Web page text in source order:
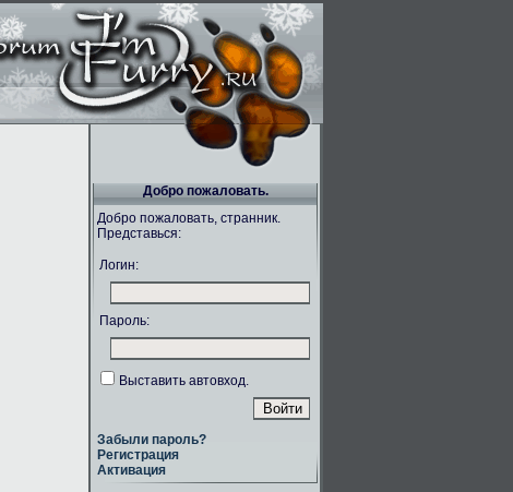
Добро пожаловать.
Добро пожаловать, странник.
Представься:
Логин:
Пароль:
Выставить автовход.
Забыли пароль?
Регистрация
Активация